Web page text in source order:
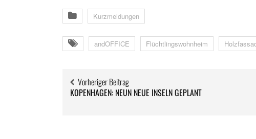
Kurzmeldungen
andOFFICE Flüchtlingswohnheim
Vorheriger Beitrag
KOPENHAGEN: NEUN NEUE INSELN GEPLANT